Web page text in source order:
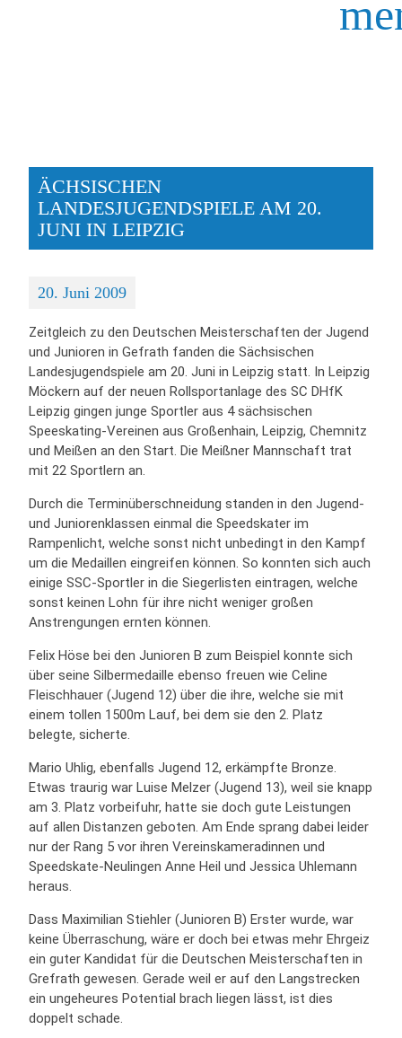
ÄCHSISCHEN
LANDESJUGENDSPIELE AM 20.
JUNI IN LEIPZIG
20. Juni 2009
Zeitgleich zu den Deutschen Meisterschaften der Jugend
und Junioren in Gefrath fanden die Sächsischen
Landesjugendspiele am 20. Juni in Leipzig statt. In Leipzig
Möckern auf der neuen Rollsportanlage des SC DHfK
Leipzig gingen junge Sportler aus 4 sächsischen
Speeskating-Vereinen aus Großenhain, Leipzig, Chemnitz
und Meißen an den Start. Die Meißner Mannschaft trat
mit 22 Sportlern an.
Durch die Terminüberschneidung standen in den Jugend-
und Juniorenklassen einmal die Speedskater im
Rampenlicht, welche sonst nicht unbedingt in den Kampf
um die Medaillen eingreifen können. So konnten sich auch
einige SSC-Sportler in die Siegerlisten eintragen, welche
sonst keinen Lohn für ihre nicht weniger großen
Anstrengungen ernten können.
Felix Höse bei den Junioren B zum Beispiel konnte sich
über seine Silbermedaille ebenso freuen wie Celine
Fleischhauer (Jugend 12) über die ihre, welche sie mit
einem tollen 1500m Lauf, bei dem sie den 2. Platz
belegte, sicherte.
Mario Uhlig, ebenfalls Jugend 12, erkämpfte Bronze.
Etwas traurig war Luise Melzer (Jugend 13), weil sie knapp
am 3. Platz vorbeifuhr, hatte sie doch gute Leistungen
auf allen Distanzen geboten. Am Ende sprang dabei leider
nur der Rang 5 vor ihren Vereinskameradinnen und
Speedskate-Neulingen Anne Heil und Jessica Uhlemann
heraus.
Dass Maximilian Stiehler (Junioren B) Erster wurde, war
keine Überraschung, wäre er doch bei etwas mehr Ehrgeiz
ein guter Kandidat für die Deutschen Meisterschaften in
Grefrath gewesen. Gerade weil er auf den Langstrecken
ein ungeheures Potential brach liegen lässt, ist dies
doppelt schade.